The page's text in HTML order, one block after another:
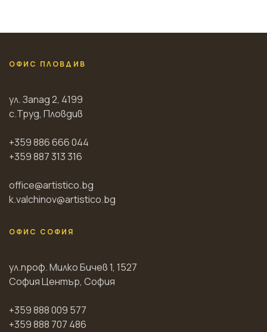
ОФИС ПЛОВДИВ
ул. Запад 2, 4199
с.Труд, Пловдив
+359 886 666 044
+359 887 313 316
office@artistico.bg
k.valchinov@artistico.bg
ОФИС СОФИЯ
ул.проф. Милко Бичев 1, 1527
София Център, София
+359 888 009 577
+359 888 707 486